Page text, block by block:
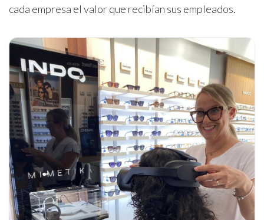
cada empresa el valor que recibían sus empleados.